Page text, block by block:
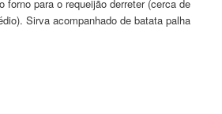
forno para o requeijão derreter (cerca de
Sirva acompanhado de batata palha